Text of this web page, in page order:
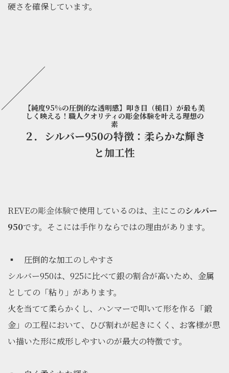
硬さを確保しています。
【純度95%の圧倒的な透明感】叩き目（槌目）が最も美
しく映える！職人クオリティの彫金体験を叶える理想の
素
２．シルバー950の特徴：柔らかな輝き
と加工性
REVEの彫金体験で使用しているのは、主にこのシルバー
950です。そこには手作りならではの理由があります。
▪ 圧倒的な加工のしやすさ
シルバー950は、925に比べて銀の割合が高いため、金属
としての「粘り」があります。
火を当てて柔らかくし、ハンマーで叩いて形を作る「鍛
金」の工程において、ひび割れが起きにくく、お客様が思
い描いた形に成形しやすいのが最大の特徴です。